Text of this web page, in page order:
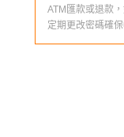
ATM匯款或退款
定期更改密碼確